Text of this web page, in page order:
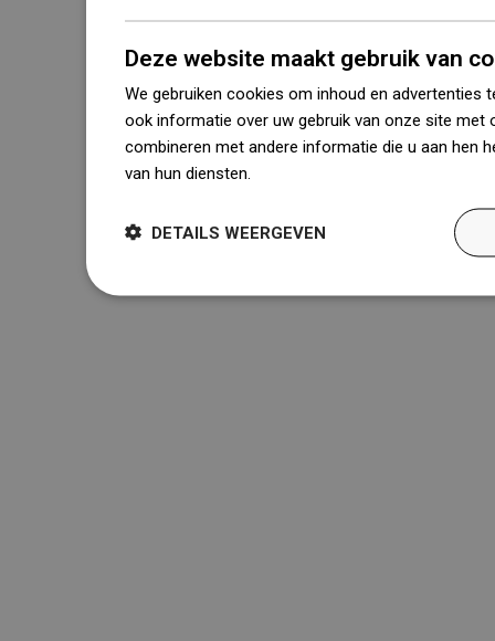
Deze website maakt gebruik van
We gebruiken cookies om inhoud en advertenties
ook informatie over uw gebruik van onze site met
combineren met andere informatie die u aan hen
van hun diensten.
DETAILS WEERGEVEN